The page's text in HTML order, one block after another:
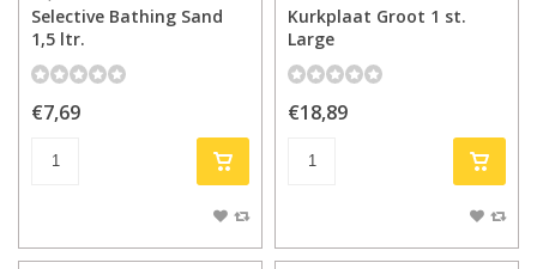
Selective Bathing Sand
1,5 ltr.
€7,69
Kurkplaat Groot 1 st.
Large
€18,89